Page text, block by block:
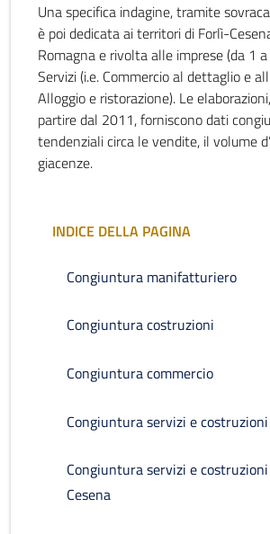
Una specifica indagine, tramite
è poi dedicata ai territori di Forlì-
Romagna e rivolta alle imprese (da 1
Servizi (i.e. Commercio al dettaglio e
Alloggio e ristorazione). Le
partire dal 2011, forniscono dati
tendenziali circa le vendite, il volume
giacenze.
INDICE DELLA PAGINA
Congiuntura manifatturiero
Congiuntura costruzioni
Congiuntura commercio
Congiuntura servizi e
Congiuntura servizi e
Cesena